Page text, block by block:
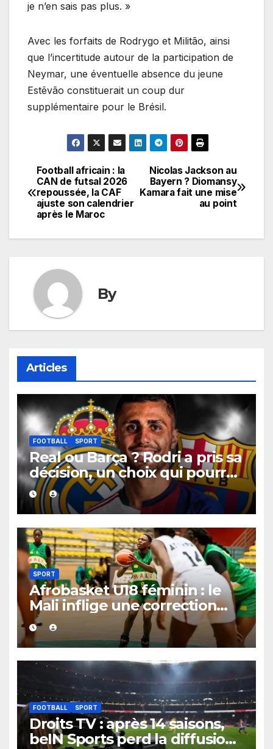
je n’en sais pas plus. »
Avec les forfaits de Rodrygo et Militão, ainsi
que l’incertitude autour de la participation de
Neymar, une éventuelle absence du jeune
Estêvão constituerait un coup dur
supplémentaire pour le Brésil.
Navigation
de
l’article
Nicolas Jackson au
Bayern ? Diomansy
Kamara fait une mise
au point
Football africain : la
CAN de futsal 2026
repoussée, la CAF
ajuste son calendrier
après le Maroc
By
Articles
FOOTBALL SPORT
Real ou Barça ? Rodri a pris sa
décision, un choix qui pourrait
faire grand bruit sur le
marché des transferts.
SPORT
Afrobasket U18 féminin : le
Mali inflige une correction
historique au Bénin avec plus
de 100 points d’écart
FOOTBALL SPORT
Droits TV : après 14 saisons,
beIN Sports perd la diffusion